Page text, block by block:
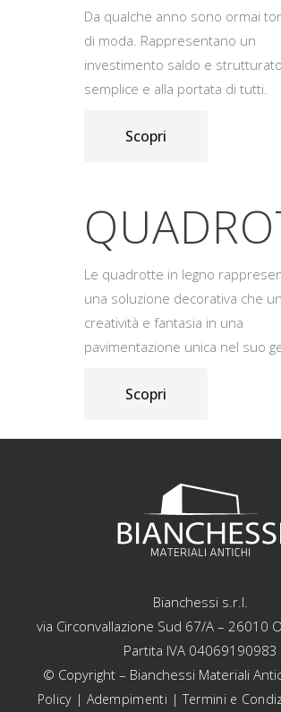
Da qualche anno sono ormai
di moda. Rappresentano un
investimento saldo e
semplice e alla portata di tutti.
Scopri
Le quadrotte in legno
una soluzione decorativa che
creatività e fantasia in una
pavimentazione unica nel suo
Scopri
Bianchessi s.r.l.
via Circonvallazione Sud 67/A – 26010
Partita IVA 04069190983
© Copyright – Bianchessi Materiali
Policy| Adempimenti | Termini e